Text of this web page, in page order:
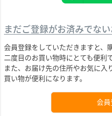
まだご登録がお済みでな
会員登録をしていただきますと、
二度目のお買い物時にとても便利で
また、お届け先の住所やお気に入
買い物が便利になります。
会